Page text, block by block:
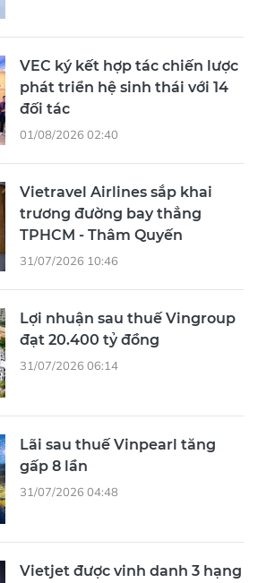
VEC ký kết hợp tác chiến lược
phát triển hệ sinh thái với 14
đối tác
01/08/2026 02:40
Vietravel Airlines sắp khai
trương đường bay thẳng
TPHCM - Thâm Quyến
31/07/2026 10:46
Lợi nhuận sau thuế Vingroup
đạt 20.400 tỷ đồng
31/07/2026 06:14
Lãi sau thuế Vinpearl tăng
gấp 8 lần
31/07/2026 04:48
Vietjet được vinh danh 3 hạng